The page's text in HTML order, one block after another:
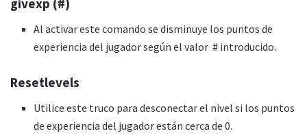
givexp (#)
Al activar este comando se disminuye los puntos de
experiencia del jugador según el valor # introducido.
Resetlevels
Utilice este truco para desconectar el nivel si los puntos
de experiencia del jugador están cerca de 0.